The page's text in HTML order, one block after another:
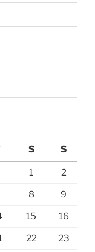
S S
1 2
8 9
15 16
22 23